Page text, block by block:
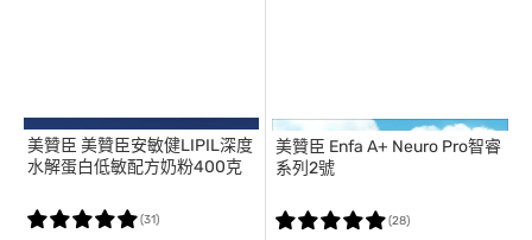
美贊臣 美贊臣安敏健LIPIL深度
水解蛋白低敏配方奶粉400克
(31)
美贊臣 Enfa A+ Neuro Pro智睿
系列2號
(28)